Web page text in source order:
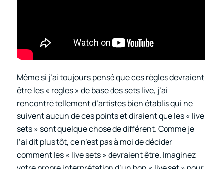
Même si j’ai toujours pensé que ces règles devraient
être les « règles » de base des sets live, j’ai
rencontré tellement d’artistes bien établis qui ne
suivent aucun de ces points et diraient que les « live
sets » sont quelque chose de différent. Comme je
l’ai dit plus tôt, ce n’est pas à moi de décider
comment les « live sets » devraient être. Imaginez